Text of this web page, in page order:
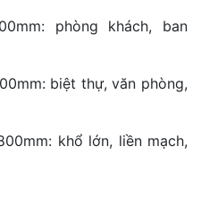
phòng khách, ban
biệt thự, văn phòng,
khổ lớn, liền mạch,